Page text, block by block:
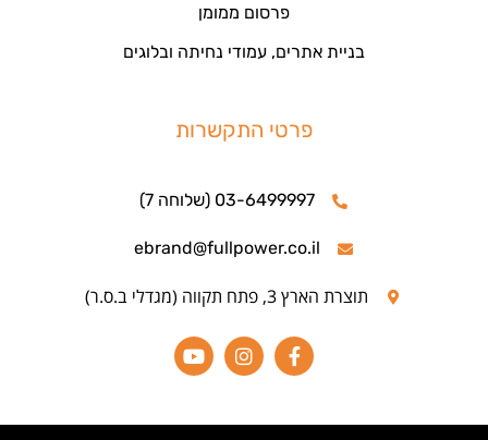
פרסום ממומן
בניית אתרים, עמודי נחיתה ובלוגים
פרטי התקשרות
03-6499997 (שלוחה 7)
ebrand@fullpower.co.il
תוצרת הארץ 3, פתח תקווה (מגדלי ב.ס.ר)